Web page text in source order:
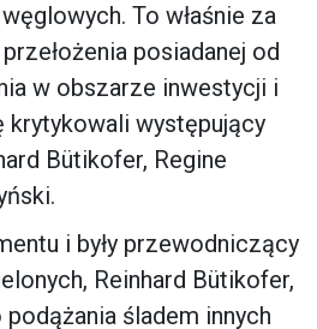
To właśnie za
posiadanej od
w obszarze inwestycji i
krytykowali występujący
Bütikofer, Regine
i były przewodniczący
Reinhard Bütikofer,
podążania śladem innych